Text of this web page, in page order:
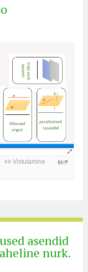
asendid
nurk.